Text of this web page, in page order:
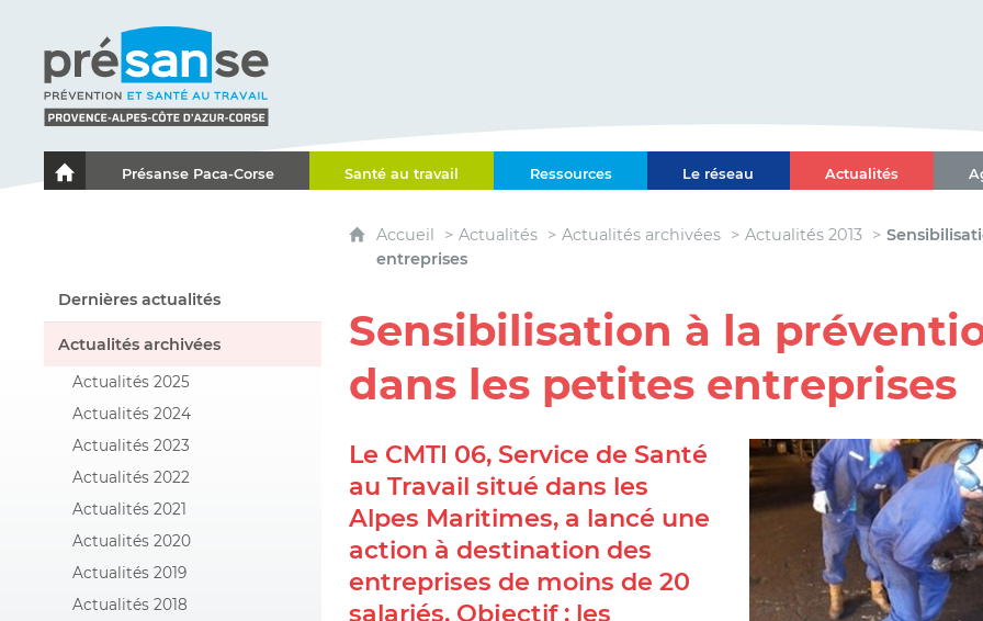
Le portail de l'Association des Services de Santé au Travail Paca-Corse
Présanse Paca-Corse Santé au travail Ressources Le réseau Actualités
Dernières actualités
Actualités archivées
Actualités 2025
Actualités 2024
Actualités 2023
Actualités 2022
Actualités 2021
Actualités 2020
Actualités 2019
Actualités 2018
Accueil Actualités Actualités archivées Actualités 2013
entreprises
Sensibilisation à la
dans les petites entreprises
Le CMTI 06, Service de Santé
au Travail situé dans les
Alpes Maritimes, a lancé une
action à destination des
entreprises de moins de 20
salariés. Objectif : les